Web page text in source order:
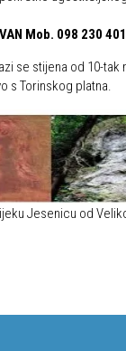
Mob. 098 230
se stijena od 10-
s Torinskog platna.
Jesenicu od